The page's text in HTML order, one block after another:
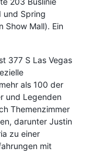
und Spring
Show Mall). Ein
377 S Las Vegas
als 100 der
und Legenden
Themenzimmer
darunter Justin
zu einer
mit